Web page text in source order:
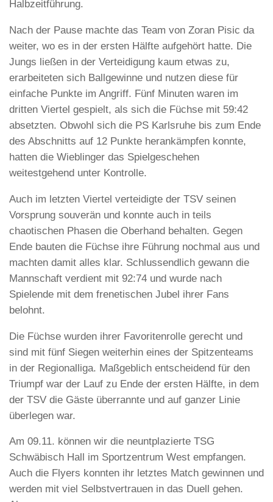
Halbzeitführung.
Nach der Pause machte das Team von Zoran Pisic da
weiter, wo es in der ersten Hälfte aufgehört hatte. Die
Jungs ließen in der Verteidigung kaum etwas zu,
erarbeiteten sich Ballgewinne und nutzen diese für
einfache Punkte im Angriff. Fünf Minuten waren im
dritten Viertel gespielt, als sich die Füchse mit 59:42
absetzten. Obwohl sich die PS Karlsruhe bis zum Ende
des Abschnitts auf 12 Punkte herankämpfen konnte,
hatten die Wieblinger das Spielgeschehen
weitestgehend unter Kontrolle.
Auch im letzten Viertel verteidigte der TSV seinen
Vorsprung souverän und konnte auch in teils
chaotischen Phasen die Oberhand behalten. Gegen
Ende bauten die Füchse ihre Führung nochmal aus und
machten damit alles klar. Schlussendlich gewann die
Mannschaft verdient mit 92:74 und wurde nach
Spielende mit dem frenetischen Jubel ihrer Fans
belohnt.
Die Füchse wurden ihrer Favoritenrolle gerecht und
sind mit fünf Siegen weiterhin eines der Spitzenteams
in der Regionalliga. Maßgeblich entscheidend für den
Triumpf war der Lauf zu Ende der ersten Hälfte, in dem
der TSV die Gäste überrannte und auf ganzer Linie
überlegen war.
Am 09.11. können wir die neuntplazierte TSG
Schwäbisch Hall im Sportzentrum West empfangen.
Auch die Flyers konnten ihr letztes Match gewinnen und
werden mit viel Selbstvertrauen in das Duell gehen.